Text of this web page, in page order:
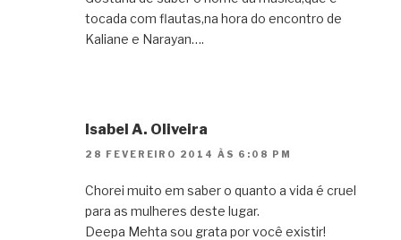
tocada com flautas,na hora do encontro de
Kaliane e Narayan….
Isabel A. Oliveira
28 FEVEREIRO 2014 ÀS 6:08 PM
Chorei muito em saber o quanto a vida é cruel
para as mulheres deste lugar.
Deepa Mehta sou grata por você existir!